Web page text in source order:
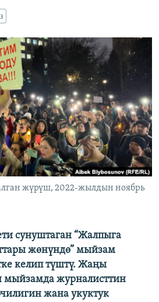
жүрүш, 2022-жылдын ноябрь
сунуштаган “Жалпыга
жөнүндө” мыйзам
келип түштү. Жаңы
мыйзамда журналисттин
жана укуктук